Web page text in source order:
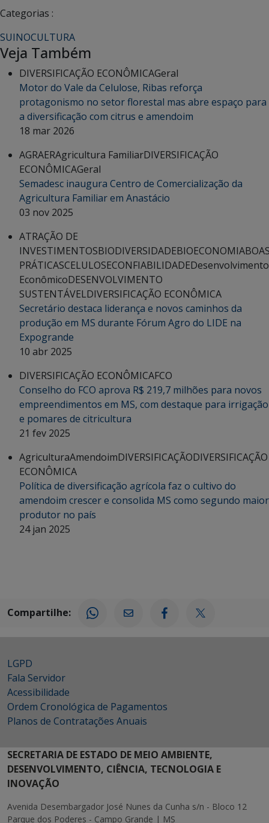
Categorias :
SUINOCULTURA
Veja Também
DIVERSIFICAÇÃO ECONÔMICAGeral
Motor do Vale da Celulose, Ribas reforça
protagonismo no setor florestal mas abre espaço para
a diversificação com citrus e amendoim
18 mar 2026
AGRAERAgricultura FamiliarDIVERSIFICAÇÃO
ECONÔMICAGeral
Semadesc inaugura Centro de Comercialização da
Agricultura Familiar em Anastácio
03 nov 2025
ATRAÇÃO DE
INVESTIMENTOSBIODIVERSIDADEBIOECONOMIA
PRÁTICASCELULOSECONFIABILIDADEDesenvolvimento
EconômicoDESENVOLVIMENTO
SUSTENTÁVELDIVERSIFICAÇÃO ECONÔMICA
Secretário destaca liderança e novos caminhos da
produção em MS durante Fórum Agro do LIDE na
Expogrande
10 abr 2025
DIVERSIFICAÇÃO ECONÔMICAFCO
Conselho do FCO aprova R$ 219,7 milhões para novos
empreendimentos em MS, com destaque para irrigação
e pomares de citricultura
21 fev 2025
AgriculturaAmendoimDIVERSIFICAÇÃODIVERSIFICAÇÃO
ECONÔMICA
Política de diversificação agrícola faz o cultivo do
amendoim crescer e consolida MS como segundo maior
produtor no país
24 jan 2025
Compartilhe:
LGPD
Fala Servidor
Acessibilidade
Ordem Cronológica de Pagamentos
Planos de Contratações Anuais
SECRETARIA DE ESTADO DE MEIO AMBIENTE,
DESENVOLVIMENTO, CIÊNCIA, TECNOLOGIA E
INOVAÇÃO
Avenida Desembargador José Nunes da Cunha s/n - Bloco 12
Parque dos Poderes - Campo Grande | MS